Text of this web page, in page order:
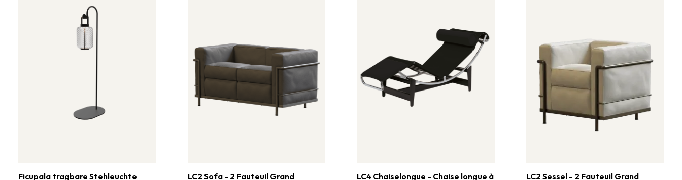
Ficupala tragbare Stehleuchte
LC2 Sofa - 2 Fauteuil Grand
LC4 Chaiselongue - Chaise longue à
LC2 Sessel - 2 Fauteuil Grand